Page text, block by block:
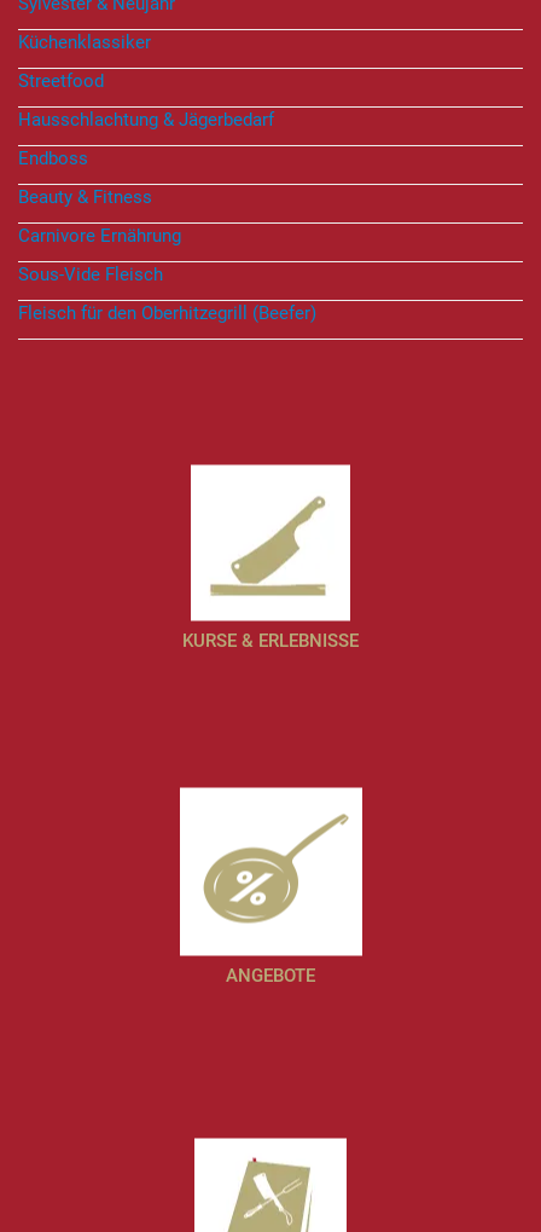
Küchenklassiker
Streetfood
Hausschlachtung & Jägerbedarf
Endboss
Beauty & Fitness
Carnivore Ernährung
Sous-Vide Fleisch
Fleisch für den Oberhitzegrill (Beefer)
KURSE & ERLEBNISSE
ANGEBOTE